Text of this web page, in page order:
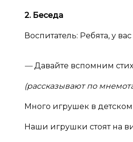
2. Беседа
Воспитатель: Ребята, у
—Давайте вспомним
(рассказывают по
Много игрушек в детском
Наши игрушки стоят на